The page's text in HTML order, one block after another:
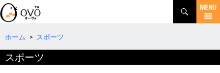
検
索
コ
テ
へ
ホーム > スポーツ
スポーツ